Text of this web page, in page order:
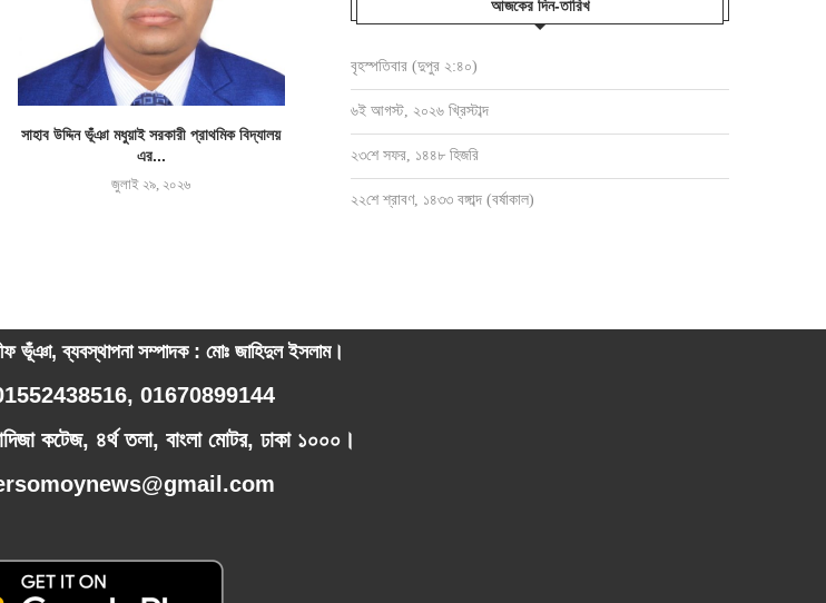
সাহাব উদ্দিন ভূঁঞা মধুয়াই সরকারী প্রাথমিক বিদ্যালয়
এর...
জুলাই ২৯, ২০২৬
সেবক হয়ে ৫নং ওয়ার্ডবাসীর পাশে থাকতে চান
জাহাঙ্গীর...
জুলাই ২৮, ২০২৬
সাংবাদিক ওসমান হারুন মাহমুদ দুলালের
জুলাই ২১, ২০২৬
আজকের দিন-তারিখ
বৃহস্পতিবার (দুপুর ২:৪০)
৬ই আগস্ট, ২০২৬ খ্রিস্টাব্দ
২৩শে সফর, ১৪৪৮ হিজরি
২২শে শ্রাবণ, ১৪৩৩ বঙ্গাব্দ (বর্ষাকাল)
ভূঁঞা, ব্যবস্থাপনা সম্পাদক : মোঃ জাহিদুল ইসলাম।
01670899144
কটেজ, ৪র্থ তলা, বাংলা মোটর, ঢাকা ১০০০।